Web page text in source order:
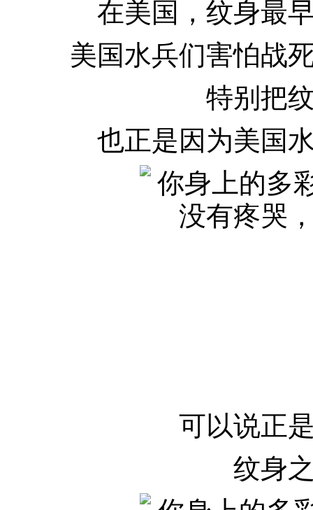
在美国，纹身最
美国水兵们害怕战
特别把
也正是因为美国
可以说正
纹身